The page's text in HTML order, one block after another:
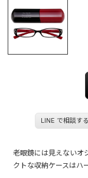
LINE で相談する
老眼鏡には見えないオ
クトな収納ケースはハ